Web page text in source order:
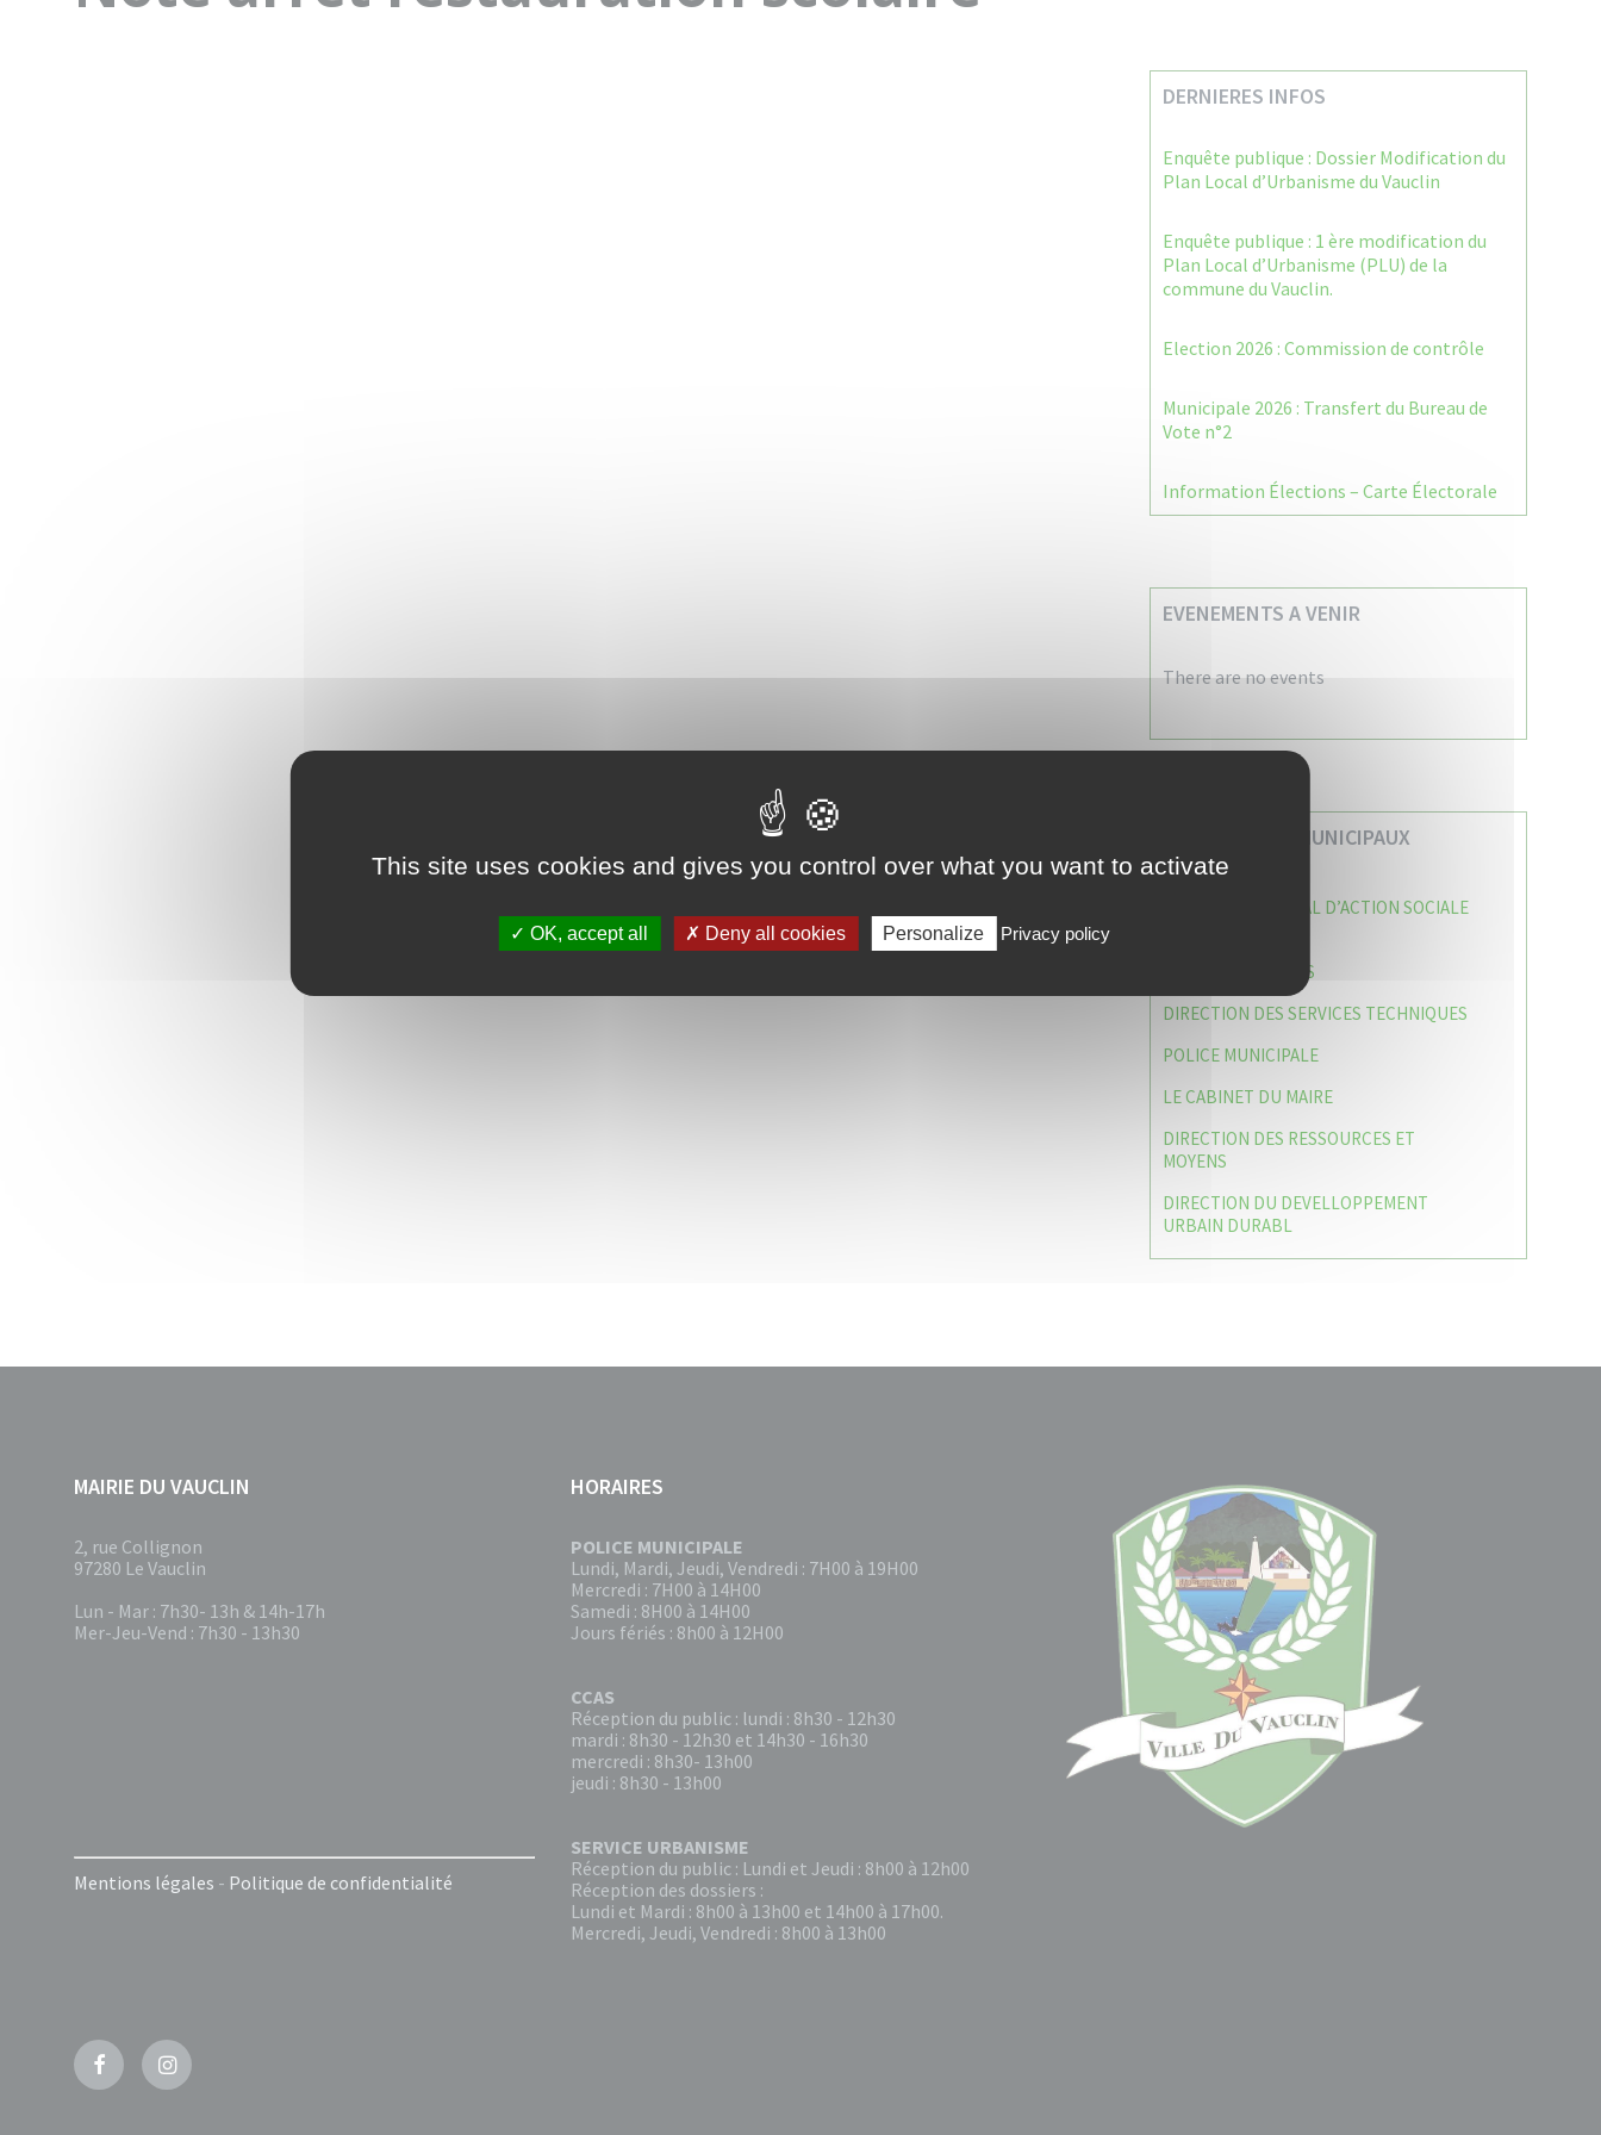
DERNIERES INFOS
Enquête publique : Dossier Modification du
Plan Local d’Urbanisme du Vauclin
Enquête publique : 1 ère modification du
Plan Local d’Urbanisme (PLU) de la
commune du Vauclin.
Election 2026 : Commission de contrôle
Municipale 2026 : Transfert du Bureau de
Vote n°2
Information Élections – Carte Électorale
EVENEMENTS A VENIR
There are no events
VOS SERVICES MUNICIPAUX
CENTRE COMMUNAL D’ACTION SOCIALE
CAISSE DES ÉCOLES
DIRECTION DES SERVICES TECHNIQUES
POLICE MUNICIPALE
LE CABINET DU MAIRE
DIRECTION DES RESSOURCES ET
MOYENS
DIRECTION DU DEVELLOPPEMENT
URBAIN DURABL
MAIRIE DU VAUCLIN
2, rue Collignon
97280 Le Vauclin
Lun - Mar : 7h30- 13h & 14h-17h
Mer-Jeu-Vend : 7h30 - 13h30
Mentions légales - Politique de confidentialité
HORAIRES
POLICE MUNICIPALE
Lundi, Mardi, Jeudi, Vendredi : 7H00 à 19H00
Mercredi : 7H00 à 14H00
Samedi : 8H00 à 14H00
Jours fériés : 8h00 à 12H00
CCAS
Réception du public : lundi : 8h30 - 12h30
mardi : 8h30 - 12h30 et 14h30 - 16h30
mercredi : 8h30- 13h00
jeudi : 8h30 - 13h00
SERVICE URBANISME
Réception du public : Lundi et Jeudi : 8h00 à 12h00
Réception des dossiers :
Lundi et Mardi : 8h00 à 13h00 et 14h00 à 17h00.
Mercredi, Jeudi, Vendredi : 8h00 à 13h00
FacebookInstagram
This site uses cookies and gives you control over what you want to activate
OK, accept all Deny all cookies Personalize Privacy policy